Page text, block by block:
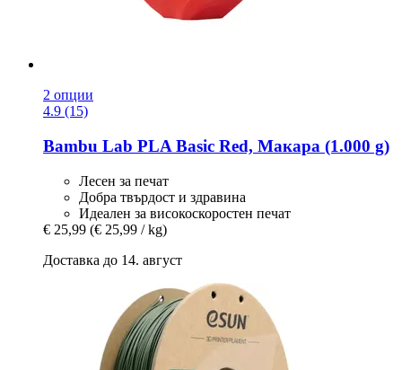
2 опции
4.9 (15)
Bambu Lab PLA Basic Red, Макара (1.000 g)
Лесен за печат
Добра твърдост и здравина
Идеален за високоскоростен печат
€ 25,99 (€ 25,99 / kg)
Доставка до 14. август